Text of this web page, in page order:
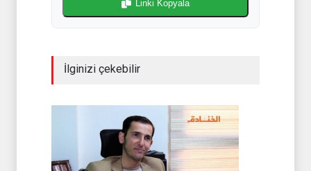
Linki Kopyala
İlginizi çekebilir